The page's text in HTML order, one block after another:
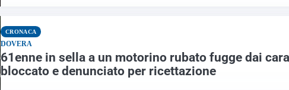
CRONACA
DOVERA
61enne in sella a un motorino rubato fugge dai
bloccato e denunciato per ricettazione